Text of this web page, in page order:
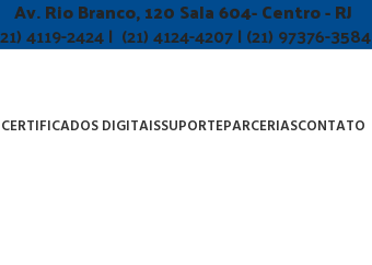
Av. Rio Branco, 120 Sala 604- Centro - RJ
4119-2424 | (21) 4124-4207 | (21) 97376-3584
CERTIFICADOS DIGITAISSUPORTEPARCERIASCONTATO